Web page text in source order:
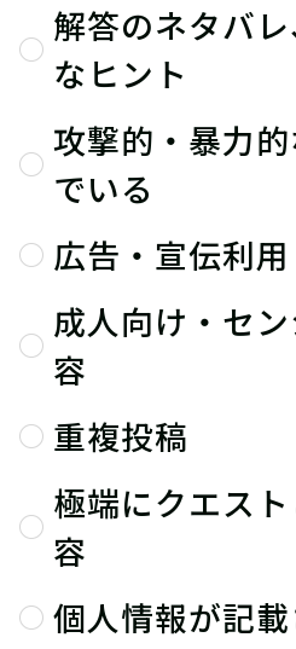
解答のネタバ
なヒント
攻撃的・暴力
でいる
広告・宣伝利用
成人向け・セ
容
重複投稿
極端にクエス
容
個人情報が記